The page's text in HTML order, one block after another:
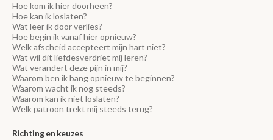
Hoe kom ik hier doorheen?
Hoe kan ik loslaten?
Wat leer ik door verlies?
Hoe begin ik vanaf hier opnieuw?
Welk afscheid accepteert mijn hart niet?
Wat wil dit liefdesverdriet mij leren?
Wat verandert deze pijn in mij?
Waarom ben ik bang opnieuw te beginnen?
Waarom wacht ik nog steeds?
Waarom kan ik niet loslaten?
Welk patroon trekt mij steeds terug?
Richting en keuzes